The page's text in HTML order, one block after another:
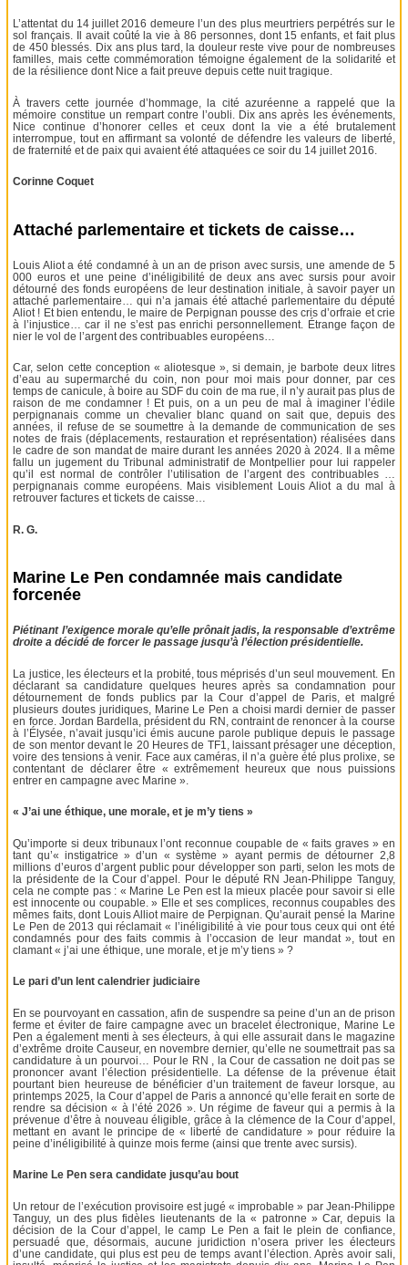
L’attentat du 14 juillet 2016 demeure l’un des plus meurtriers perpétrés sur le
sol français. Il avait coûté la vie à 86 personnes, dont 15 enfants, et fait plus
de 450 blessés. Dix ans plus tard, la douleur reste vive pour de nombreuses
familles, mais cette commémoration témoigne également de la solidarité et
de la résilience dont Nice a fait preuve depuis cette nuit tragique.
À travers cette journée d’hommage, la cité azuréenne a rappelé que la
mémoire constitue un rempart contre l’oubli. Dix ans après les événements,
Nice continue d’honorer celles et ceux dont la vie a été brutalement
interrompue, tout en affirmant sa volonté de défendre les valeurs de liberté,
de fraternité et de paix qui avaient été attaquées ce soir du 14 juillet 2016.
Corinne Coquet
Attaché parlementaire et tickets de caisse…
Louis Aliot a été condamné à un an de prison avec sursis, une amende de 5
000 euros et une peine d’inéligibilité de deux ans avec sursis pour avoir
détourné des fonds européens de leur destination initiale, à savoir payer un
attaché parlementaire… qui n’a jamais été attaché parlementaire du député
Aliot ! Et bien entendu, le maire de Perpignan pousse des cris d’orfraie et crie
à l’injustice… car il ne s’est pas enrichi personnellement. Étrange façon de
nier le vol de l’argent des contribuables européens…
Car, selon cette conception « aliotesque », si demain, je barbote deux litres
d’eau au supermarché du coin, non pour moi mais pour donner, par ces
temps de canicule, à boire au SDF du coin de ma rue, il n’y aurait pas plus de
raison de me condamner ! Et puis, on a un peu de mal à imaginer l’édile
perpignanais comme un chevalier blanc quand on sait que, depuis des
années, il refuse de se soumettre à la demande de communication de ses
notes de frais (déplacements, restauration et représentation) réalisées dans
le cadre de son mandat de maire durant les années 2020 à 2024. Il a même
fallu un jugement du Tribunal administratif de Montpellier pour lui rappeler
qu’il est normal de contrôler l’utilisation de l’argent des contribuables …
perpignanais comme européens. Mais visiblement Louis Aliot a du mal à
retrouver factures et tickets de caisse…
R. G.
Marine Le Pen condamnée mais candidate
forcenée
Piétinant l’exigence morale qu’elle prônait jadis, la responsable d’extrême
droite a décidé de forcer le passage jusqu’à l’élection présidentielle.
La justice, les électeurs et la probité, tous méprisés d’un seul mouvement. En
déclarant sa candidature quelques heures après sa condamnation pour
détournement de fonds publics par la Cour d’appel de Paris, et malgré
plusieurs doutes juridiques, Marine Le Pen a choisi mardi dernier de passer
en force. Jordan Bardella, président du RN, contraint de renoncer à la course
à l’Élysée, n’avait jusqu’ici émis aucune parole publique depuis le passage
de son mentor devant le 20 Heures de TF1, laissant présager une déception,
voire des tensions à venir. Face aux caméras, il n’a guère été plus prolixe, se
contentant de déclarer être « extrêmement heureux que nous puissions
entrer en campagne avec Marine ».
« J’ai une éthique, une morale, et je m’y tiens »
Qu’importe si deux tribunaux l’ont reconnue coupable de « faits graves » en
tant qu’« instigatrice » d’un « système » ayant permis de détourner 2,8
millions d’euros d’argent public pour développer son parti, selon les mots de
la présidente de la Cour d’appel. Pour le député RN Jean-Philippe Tanguy,
cela ne compte pas : « Marine Le Pen est la mieux placée pour savoir si elle
est innocente ou coupable. » Elle et ses complices, reconnus coupables des
mêmes faits, dont Louis Alliot maire de Perpignan. Qu’aurait pensé la Marine
Le Pen de 2013 qui réclamait « l’inéligibilité à vie pour tous ceux qui ont été
condamnés pour des faits commis à l’occasion de leur mandat », tout en
clamant « j’ai une éthique, une morale, et je m’y tiens » ?
Le pari d’un lent calendrier judiciaire
En se pourvoyant en cassation, afin de suspendre sa peine d’un an de prison
ferme et éviter de faire campagne avec un bracelet électronique, Marine Le
Pen a également menti à ses électeurs, à qui elle assurait dans le magazine
d’extrême droite Causeur, en novembre dernier, qu’elle ne soumettrait pas sa
candidature à un pourvoi… Pour le RN , la Cour de cassation ne doit pas se
prononcer avant l’élection présidentielle. La défense de la prévenue était
pourtant bien heureuse de bénéficier d’un traitement de faveur lorsque, au
printemps 2025, la Cour d’appel de Paris a annoncé qu’elle ferait en sorte de
rendre sa décision « à l’été 2026 ». Un régime de faveur qui a permis à la
prévenue d’être à nouveau éligible, grâce à la clémence de la Cour d’appel,
mettant en avant le principe de « liberté de candidature » pour réduire la
peine d’inéligibilité à quinze mois ferme (ainsi que trente avec sursis).
Marine Le Pen sera candidate jusqu’au bout
Un retour de l’exécution provisoire est jugé « improbable » par Jean-Philippe
Tanguy, un des plus fidèles lieutenants de la « patronne » Car, depuis la
décision de la Cour d’appel, le camp Le Pen a fait le plein de confiance,
persuadé que, désormais, aucune juridiction n’osera priver les électeurs
d’une candidate, qui plus est peu de temps avant l’élection. Après avoir sali,